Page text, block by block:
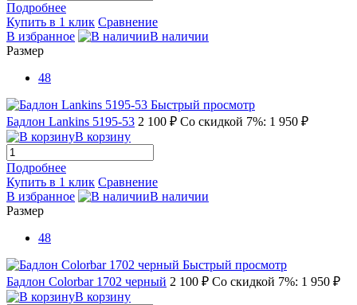
Подробнее
Купить в 1 клик Сравнение
В избранное
В наличии
Размер
48
Быстрый просмотр
Бадлон Lankins 5195-53 2 100 ₽ Со скидкой 7%: 1 950 ₽
В корзину
Подробнее
Купить в 1 клик Сравнение
В избранное
В наличии
Размер
48
Быстрый просмотр
Бадлон Colorbar 1702 черный 2 100 ₽ Со скидкой 7%: 1 950 ₽
В корзину